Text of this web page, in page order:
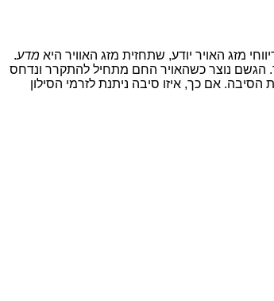
מזג האויר יודע, שתחזית מזג האוויר היא מדע.
הגשם נוצר כשהאויר החם מתחיל להתקרר ונדחס
אם כך, איזו סיבה ניתנת לזרמי הסילון